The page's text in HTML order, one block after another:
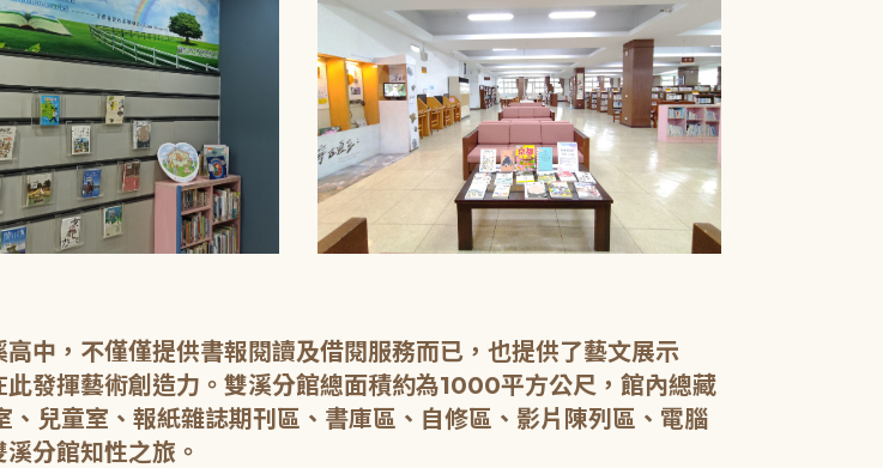
中，不僅僅提供書報閱讀及借閱服務而已，也提供了藝文展示
發揮藝術創造力。雙溪分館總面積約為1000平方公尺，館內總藏
兒童室、報紙雜誌期刊區、書庫區、自修區、影片陳列區、電腦
分館知性之旅。